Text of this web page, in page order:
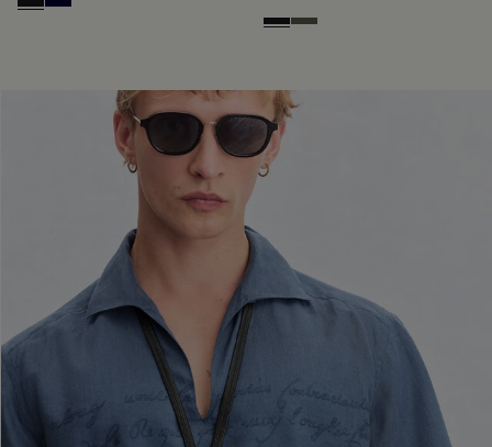
Charcoal Gray
Nero Blu
Charcoal Gray
Selva Oscura